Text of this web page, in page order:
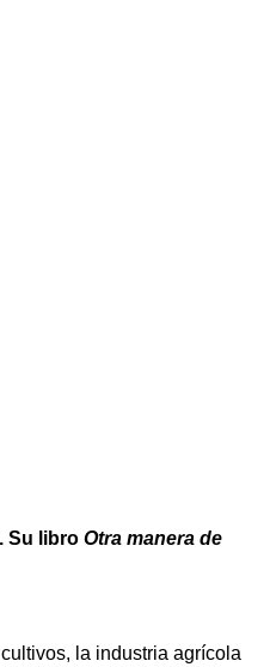
Su libro Otra manera de
la industria agrícola